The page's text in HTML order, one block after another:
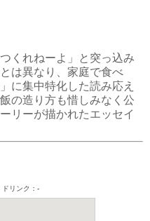
くれねーよ」と突っ込み
は異なり、家庭で食べ
に集中特化した読み応え
の造り方も惜しみなく公
リーが描かれたエッセイ